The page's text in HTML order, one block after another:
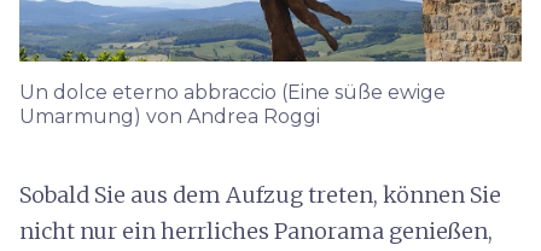
Un dolce eterno abbraccio (Eine süße ewige
Umarmung) von Andrea Roggi
Sobald Sie aus dem Aufzug treten, können Sie
nicht nur ein herrliches Panorama genießen,